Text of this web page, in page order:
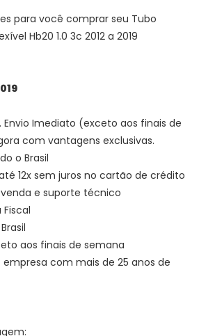
para você comprar seu Tubo
Hb20 1.0 3c 2012 a 2019
Envio Imediato (exceto aos finais de
com vantagens exclusivas.
o Brasil
12x sem juros no cartão de crédito
e suporte técnico
aos finais de semana
com mais de 25 anos de